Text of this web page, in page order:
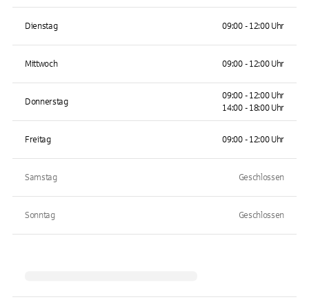
Dienstag 09:00 - 12:00 Uhr
Mittwoch 09:00 - 12:00 Uhr
Donnerstag
09:00 - 12:00 Uhr
14:00 - 18:00 Uhr
Freitag 09:00 - 12:00 Uhr
Samstag Geschlossen
Sonntag Geschlossen